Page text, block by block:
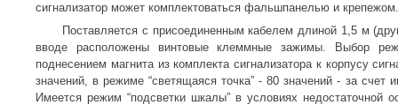
сигнализатор может комплектоваться фальшпанелью и крепежом.
Поставляется с присоединенным кабелем длиной 1,5 м
вводе расположены винтовые клеммные зажимы. Выбор
поднесением магнита из комплекта сигнализатора к корпусу
значений, в режиме “светящаяся точка” - 80 значений - за
Имеется режим “подсветки шкалы” в условиях недостаточной